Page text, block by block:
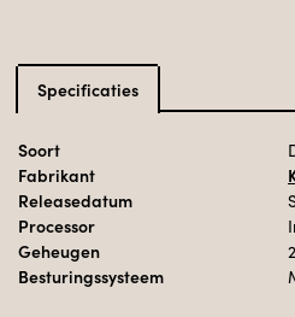
Specificaties
Soort
Fabrikant
Releasedatum
Processor
Geheugen
Besturingssysteem